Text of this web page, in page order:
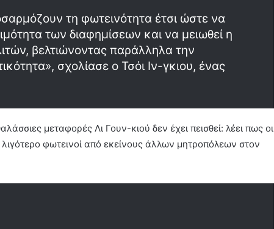
τη φωτεινότητα έτσι ώστε να
των διαφημίσεων και να μειωθεί η
βελτιώνοντας παράλληλα την
σχολίασε ο Τσόι Ιν-γκιου, ένας
μεταφορές Λι Γουν-κιού δεν έχει πεισθεί: λέει πως οι
λιγότερο φωτεινοί από εκείνους άλλων μητροπόλεων στον